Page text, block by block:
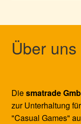
Über uns
Diesmatrade
zur Unterhaltung
"Casual Games"